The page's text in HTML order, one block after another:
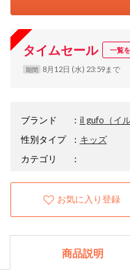
タイムセール 一覧
期間 8月12日 (水) 23:59まで
ブランド ： il gufo （イ
性別タイプ
： キッズ
カテゴリ
：
お気に入り登録
商品説明